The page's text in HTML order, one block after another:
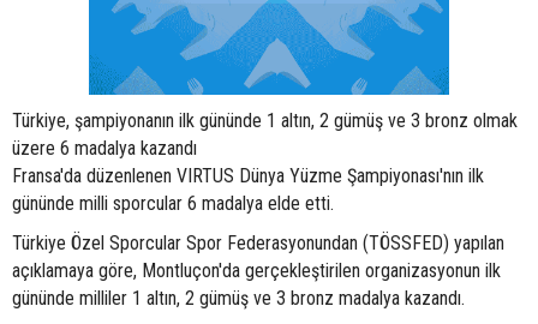
Türkiye, şampiyonanın ilk gününde 1 altın, 2 gümüş ve 3 bronz olmak
üzere 6 madalya kazandı
Fransa'da düzenlenen VIRTUS Dünya Yüzme Şampiyonası'nın ilk
gününde milli sporcular 6 madalya elde etti.
Türkiye Özel Sporcular Spor Federasyonundan (TÖSSFED) yapılan
açıklamaya göre, Montluçon'da gerçekleştirilen organizasyonun ilk
gününde milliler 1 altın, 2 gümüş ve 3 bronz madalya kazandı.